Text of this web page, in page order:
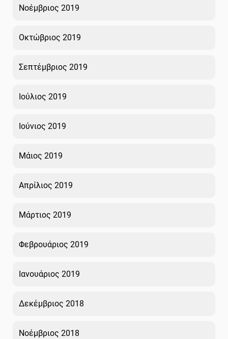
Νοέμβριος 2019
Οκτώβριος 2019
Σεπτέμβριος 2019
Ιούλιος 2019
Ιούνιος 2019
Μάιος 2019
Απρίλιος 2019
Μάρτιος 2019
Φεβρουάριος 2019
Ιανουάριος 2019
Δεκέμβριος 2018
Νοέμβριος 2018